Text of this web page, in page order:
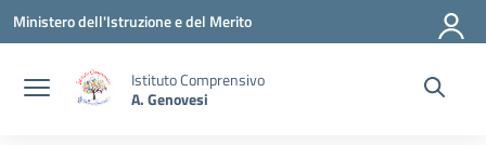
Vai ai contenuti
Vai al menu di navigazione
Vai al footer
Ministero dell'Istruzione e del Merito
Istituto Comprensivo
A. Genovesi